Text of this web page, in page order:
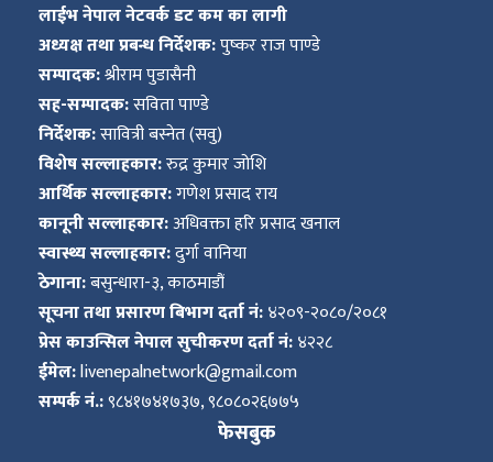
लाईभ नेपाल नेटवर्क डट कम का लागी
अध्यक्ष तथा प्रबन्ध निर्देशक:पुष्कर राज पाण्डे
सम्पादक:श्रीराम पुडासैनी
सह-सम्पादक:सविता पाण्डे
निर्देशक:सावित्री बस्नेत (सवु)
विशेष सल्लाहकार:रुद्र कुमार जोशि
आर्थिक सल्लाहकार:गणेश प्रसाद राय
कानूनी सल्लाहकार:अधिवक्ता हरि प्रसाद खनाल
स्वास्थ्य सल्लाहकार:दुर्गा वानिया
ठेगाना:बसुन्धारा-३, काठमाडौं
सूचना तथा प्रसारण बिभाग दर्ता नं:४२०९-२०८०/२०८१
प्रेस काउन्सिल नेपाल सुचीकरण दर्ता नं:४२२८
ईमेल:livenepalnetwork@gmail.com
सम्पर्क नं.:९८४१७४१७३७, ९८०८०२६७७५
फेसबुक